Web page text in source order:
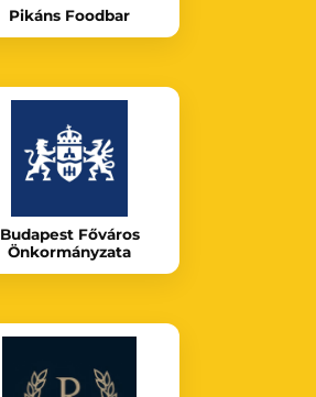
Pikáns Foodbar
Budapest Főváros
Önkormányzata